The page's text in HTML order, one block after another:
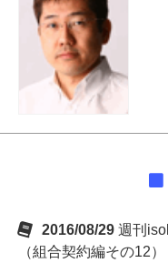
2016/08/29 週刊
（組合契約編その12）